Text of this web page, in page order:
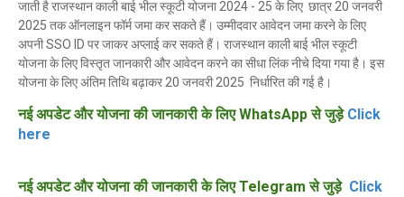
जाती है राजस्थान काली बाई भील स्कूटी योजना 2024 - 25 के लिए छात्र 20 जनवरी
2025 तक ऑनलाइन फॉर्म जमा कर सकते हैं। उम्मीदवार आवेदन जमा करने के लिए
अपनी SSO ID पर जाकर अप्लाई कर सकते हैं। राजस्थान काली बाई भील स्कूटी
योजना के लिए विस्तृत जानकारी और आवेदन करने का सीधा लिंक नीचे दिया गया है। इस
योजना के लिए अंतिम तिथि बढ़ाकर 20 जनवरी 2025 निर्धारित की गई है।
नई अपडेट और योजना की जानकारी के लिए WhatsApp से जुड़ेClick
here
नई अपडेट और योजना की जानकारी के लिए Telegram से जुड़ेClick